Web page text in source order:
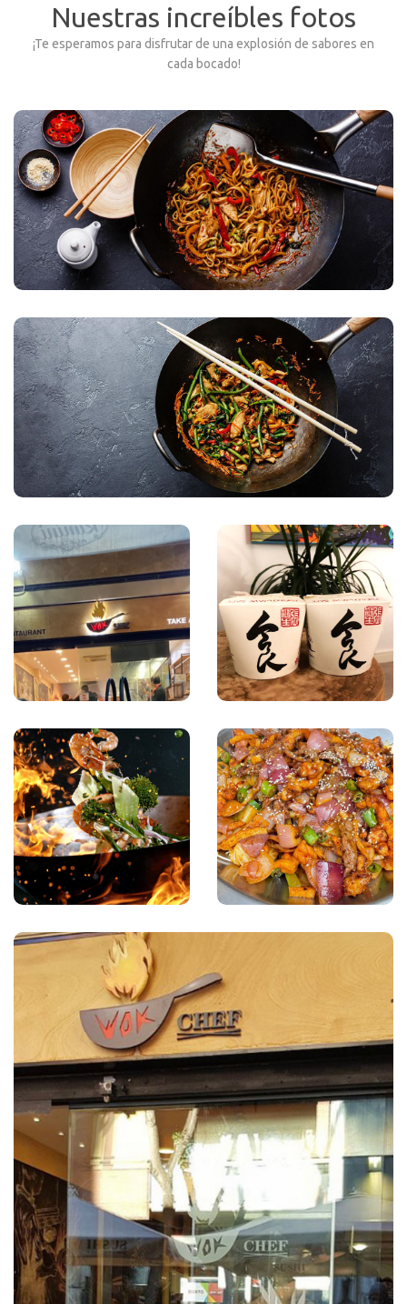
Nuestras increíbles fotos
¡Te esperamos para disfrutar de una explosión de sabores en
cada bocado!